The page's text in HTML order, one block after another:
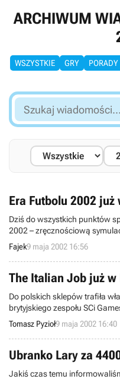
ARCHIWUM
WSZYSTKIE GRY PORADY
Szukaj
wiadomości...
Era Futbolu 2002
Dziś do wszystkich punktów
2002 – zręcznościową
nożna z naszą reprezentacją
zbliżających się Mistrzostw
Polskiego Związku Piłki
występuje w niej w aktualnym i
Fajek9 maja 2002 16:56
The Italian Job już w
Do polskich sklepów trafiła
brytyjskiego zespołu SCi
kontrowersyjnej serii
Italian Job spokojnie można
z elementami
wyróżnia grę to ciekawa
roku „The Italian Job” z
Tomasz Pyzioł9 maja 2002 16:40
Ubranko Lary za
Jakiś czas temu